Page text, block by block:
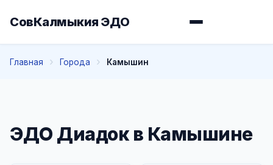
СовКалмыкия ЭДО
Главная Города Камышин
ЭДО Диадок в Камышине